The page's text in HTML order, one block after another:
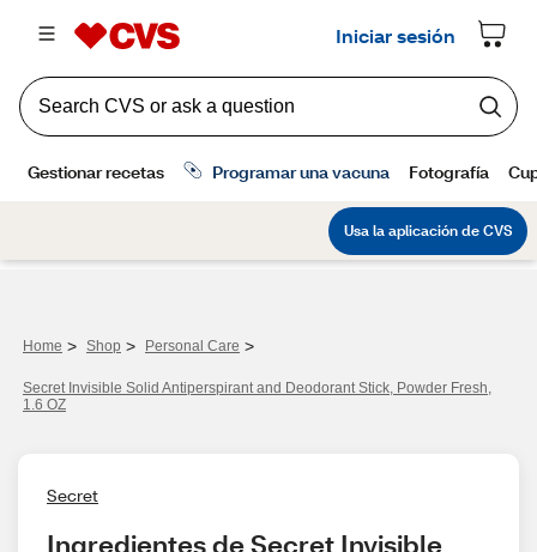
Home > Shop > Personal Care >
Secret Invisible Solid Antiperspirant and Deodorant Stick, Powder Fresh,
1.6 OZ
Secret
Ingredientes de Secret Invisible